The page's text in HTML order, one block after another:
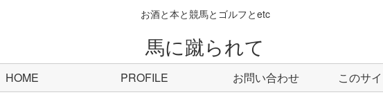
お酒と本と競馬とゴルフとetc
馬に蹴られて
HOME PROFILE お問い合わせ このサ